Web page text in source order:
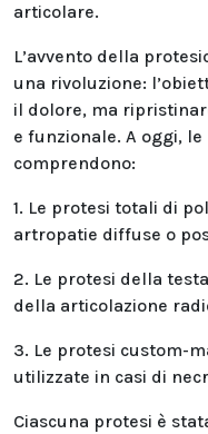
articolare.
L’avvento della
una rivoluzione:
il dolore, ma
e funzionale. A oggi,
comprendono:
1. Le protesi totali di
artropatie diffuse o
2. Le protesi della
della articolazione
3. Le protesi custom-
utilizzate in casi di
Ciascuna protesi è